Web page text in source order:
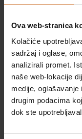
Ova web-stranica
Kolačiće
sadržaj i oglase,
analizirali promet.
naše web-lokacije
medije,
drugim podacima
dok ste
Škola
kojoj biste
obzirom na
jedna
svoja leđa,
cijelog
Koristite
zamišljati